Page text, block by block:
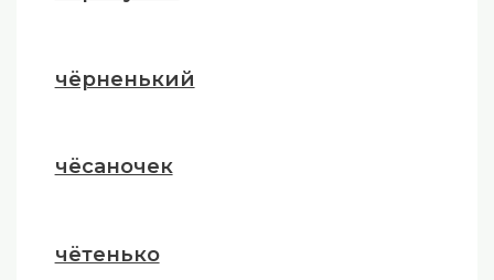
чёрненький
чёсаночек
чётенько